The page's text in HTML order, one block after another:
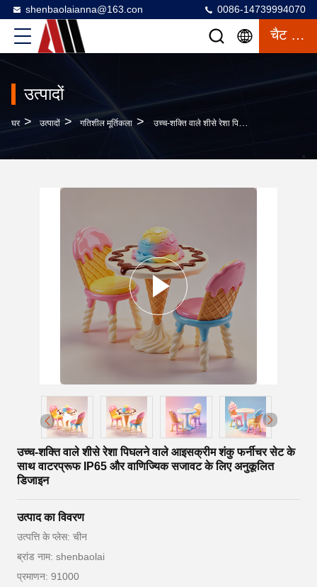
shenbaolaianna@163.con 0086-14739994070
चैट करना
उत्पादों
घर > उत्पादों > गतिशील मूर्तिकला > उच्च-शक्ति वाले शीसे रेशा पिघलने वाले आइसक्रीम शंकु फर्नीचर सेट के साथ वाटरप्रूफ IP65 और वाणिज्यिक सजावट के लिए अनुकूलित डिजाइन
उच्च-शक्ति वाले शीसे रेशा पिघलने वाले आइसक्रीम शंकु फर्नीचर सेट के
साथ वाटरप्रूफ IP65 और वाणिज्यिक सजावट के लिए अनुकूलित
डिजाइन
उत्पाद का विवरण
उत्पत्ति के प्लेस: चीन
ब्रांड नाम: shenbaolai
प्रमाणन: 91000